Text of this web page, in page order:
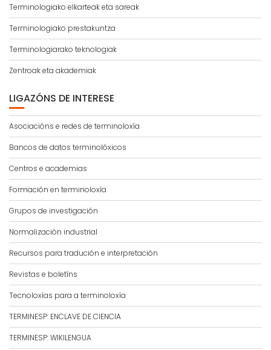
Terminologiako elkarteak eta sareak
Terminologiako prestakuntza
Terminologiarako teknologiak
Zentroak eta akademiak
LIGAZÓNS DE INTERESE
Asociacións e redes de terminoloxía
Bancos de datos terminolóxicos
Centros e academias
Formación en terminoloxía
Grupos de investigación
Normalización industrial
Recursos para tradución e interpretación
Revistas e boletíns
Tecnoloxías para a terminoloxía
TERMINESP: ENCLAVE DE CIENCIA
TERMINESP: WIKILENGUA